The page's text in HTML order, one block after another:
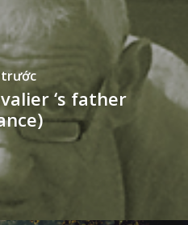
trước
‘s father